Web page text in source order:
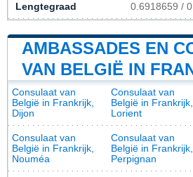
Lengtegraad 0.6918659 /
AMBASSADES EN
VAN BELGIË IN
Consulaat van
België in Frankrijk,
Dijon
Consulaat van
België in Frankrijk,
Lorient
Consulaat van
België in Frankrijk,
Nouméa
Consulaat van
België in Frankrijk,
Perpignan